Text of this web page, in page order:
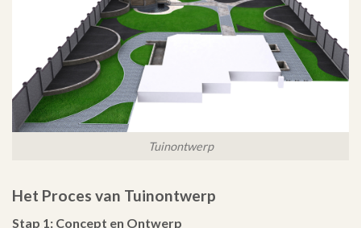
Tuinontwerp
Het Proces van Tuinontwerp
Stap 1: Concept en Ontwerp